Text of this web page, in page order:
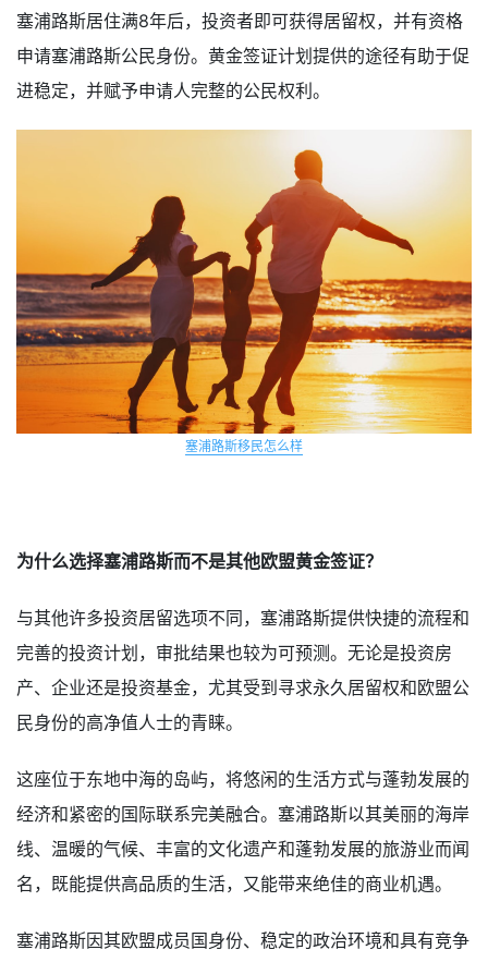
塞浦路斯居住满8年后，投资者即可获得居留权，并有资格
申请塞浦路斯公民身份。黄金签证计划提供的途径有助于促
进稳定，并赋予申请人完整的公民权利。
塞浦路斯移民怎么样
为什么选择塞浦路斯而不是其他欧盟黄金签证？
与其他许多投资居留选项不同，塞浦路斯提供快捷的流程和
完善的投资计划，审批结果也较为可预测。无论是投资房
产、企业还是投资基金，尤其受到寻求永久居留权和欧盟公
民身份的高净值人士的青睐。
这座位于东地中海的岛屿，将悠闲的生活方式与蓬勃发展的
经济和紧密的国际联系完美融合。塞浦路斯以其美丽的海岸
线、温暖的气候、丰富的文化遗产和蓬勃发展的旅游业而闻
名，既能提供高品质的生活，又能带来绝佳的商业机遇。
塞浦路斯因其欧盟成员国身份、稳定的政治环境和具有竞争